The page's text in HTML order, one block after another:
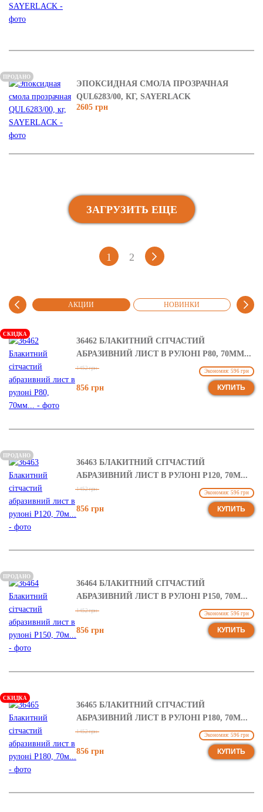
ЭПОКСИДНАЯ СМОЛА ПРОЗРАЧНАЯ
QUL6283/00, КГ, SAYERLACK
2605 грн
ПРОДАНО
ЗАГРУЗИТЬ ЕЩЕ
1 2
АКЦИИ НОВИНКИ
36462 БЛАКИТНИЙ СІТЧАСТИЙ
АБРАЗИВНИЙ ЛИСТ В РУЛОНІ Р80, 70ММ...
1452 грн Экономия: 596 грн
856 грн КУПИТЬ
СКИДКА
36463 БЛАКИТНИЙ СІТЧАСТИЙ
АБРАЗИВНИЙ ЛИСТ В РУЛОНІ Р120, 70М...
1452 грн Экономия: 596 грн
856 грн КУПИТЬ
ПРОДАНО
36464 БЛАКИТНИЙ СІТЧАСТИЙ
АБРАЗИВНИЙ ЛИСТ В РУЛОНІ Р150, 70М...
1452 грн Экономия: 596 грн
856 грн КУПИТЬ
ПРОДАНО
36465 БЛАКИТНИЙ СІТЧАСТИЙ
АБРАЗИВНИЙ ЛИСТ В РУЛОНІ Р180, 70М...
1452 грн Экономия: 596 грн
856 грн КУПИТЬ
СКИДКА